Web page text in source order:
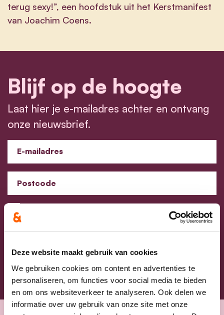
Deze website maakt gebruik van cookies
We gebruiken cookies om content en advertenties te
personaliseren, om functies voor social media te bieden
en om ons websiteverkeer te analyseren. Ook delen we
informatie over uw gebruik van onze site met onze
terug sexy!”, een hoofdstuk uit het Kerstmanifest
van Joachim Coens.
Blijf op de hoogte
Laat hier je e-mailadres achter en ontvang
onze nieuwsbrief.
E-mailadres
Postcode
Klikhierom de privacyvoorwaarden te raadplegen